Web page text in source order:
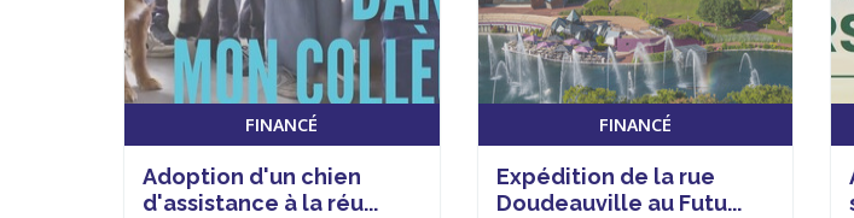
FINANCÉ
Adoption d'un chien
d'assistance à la réu...
FINANCÉ
Expédition de la rue
Doudeauville au Futu...